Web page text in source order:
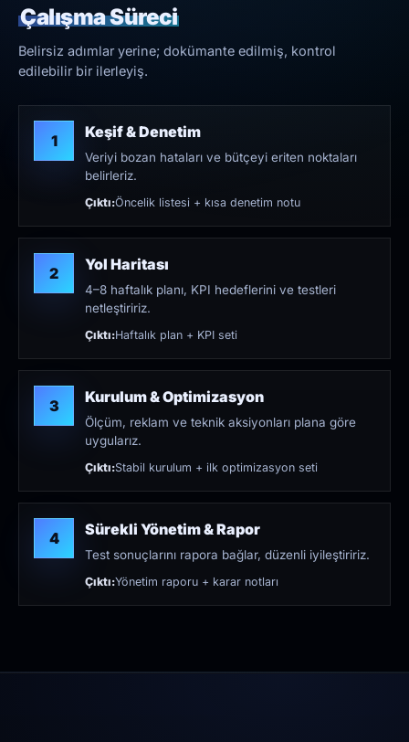
Çalışma Süreci
Belirsiz adımlar yerine; dokümante edilmiş, kontrol
edilebilir bir ilerleyiş.
1 Keşif & Denetim
Veriyi bozan hataları ve bütçeyi eriten noktaları
belirleriz.
Çıktı:Öncelik listesi + kısa denetim notu
2 Yol Haritası
4–8 haftalık planı, KPI hedeflerini ve testleri
netleştiririz.
Çıktı:Haftalık plan + KPI seti
3 Kurulum & Optimizasyon
Ölçüm, reklam ve teknik aksiyonları plana göre
uygularız.
Çıktı:Stabil kurulum + ilk optimizasyon seti
4 Sürekli Yönetim & Rapor
Test sonuçlarını rapora bağlar, düzenli iyileştiririz.
Çıktı:Yönetim raporu + karar notları